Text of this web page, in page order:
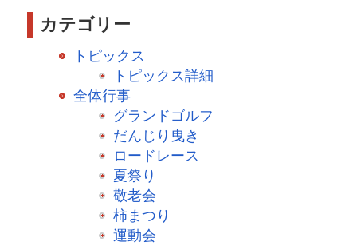
カテゴリー
トピックス
トピックス詳細
全体行事
グランドゴルフ
だんじり曳き
ロードレース
夏祭り
敬老会
柿まつり
運動会